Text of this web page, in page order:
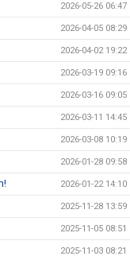
2026-05-26 06:47
2026-04-05 08:29
2026-04-02 19:22
2026-03-19 09:16
2026-03-16 09:05
2026-03-11 14:45
2026-03-08 10:19
2026-01-28 09:58
2026-01-22 14:10
2025-11-28 13:59
2025-11-05 08:51
2025-11-03 08:21